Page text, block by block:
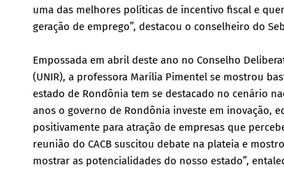
uma das melhores políticas de incentivo fiscal e
geração de emprego”, destacou o conselheiro do
Empossada em abril deste ano no Conselho
(UNIR), a professora Marília Pimentel se mostrou
estado de Rondônia tem se destacado no cenário
anos o governo de Rondônia investe em inovação,
positivamente para atração de empresas que
reunião do CACB suscitou debate na plateia e
mostrar as potencialidades do nosso estado”,